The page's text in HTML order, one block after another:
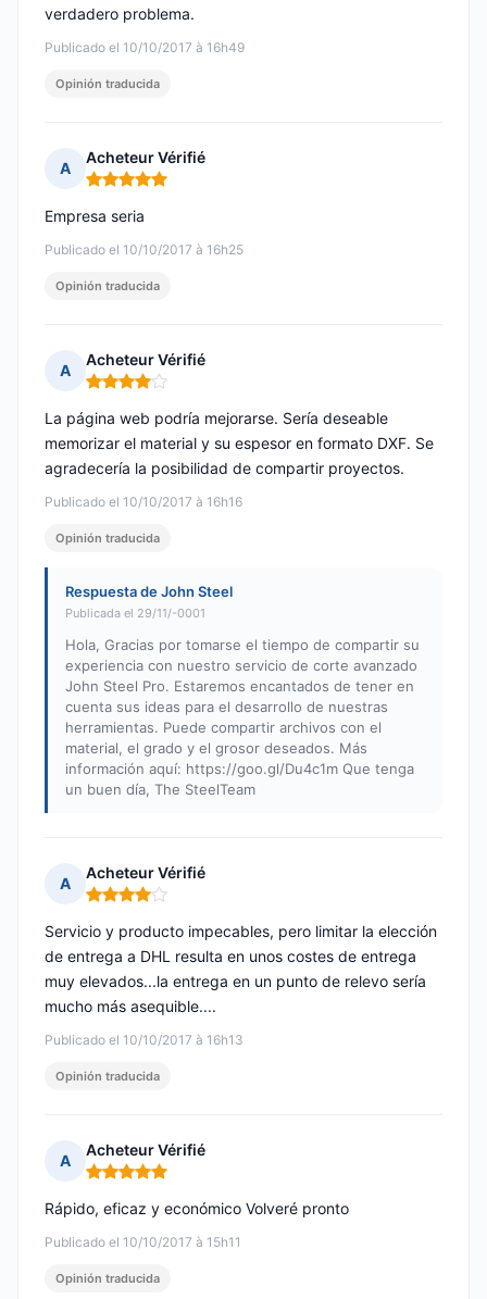
Publicado el 10/10/2017 à 16h49
verdadero problema.
Opinión traducida
A
Acheteur Vérifié
Nota: 5 de 5
Publicado el 10/10/2017 à 16h25
Empresa seria
Opinión traducida
A
Acheteur Vérifié
Nota: 4 de 5
Publicado el 10/10/2017 à 16h16
La página web podría mejorarse. Sería deseable
memorizar el material y su espesor en formato DXF. Se
agradecería la posibilidad de compartir proyectos.
Opinión traducida
Respuesta de John Steel
Publicada el 29/11/-0001
Hola, Gracias por tomarse el tiempo de compartir su
experiencia con nuestro servicio de corte avanzado
John Steel Pro. Estaremos encantados de tener en
cuenta sus ideas para el desarrollo de nuestras
herramientas. Puede compartir archivos con el
material, el grado y el grosor deseados. Más
información aquí: https://goo.gl/Du4c1m Que tenga
un buen día, The SteelTeam
A
Acheteur Vérifié
Nota: 4 de 5
Publicado el 10/10/2017 à 16h13
Servicio y producto impecables, pero limitar la elección
de entrega a DHL resulta en unos costes de entrega
muy elevados...la entrega en un punto de relevo sería
mucho más asequible....
Opinión traducida
A
Acheteur Vérifié
Nota: 5 de 5
Publicado el 10/10/2017 à 15h11
Rápido, eficaz y económico Volveré pronto
Opinión traducida